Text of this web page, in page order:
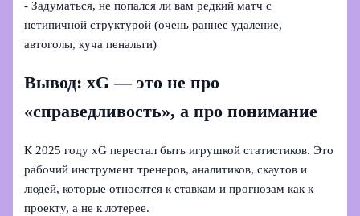
- Задуматься, не попался ли вам редкий матч с
нетипичной структурой (очень раннее удаление,
автоголы, куча пенальти)
Вывод: xG — это не про
«справедливость», а про понимание
К 2025 году xG перестал быть игрушкой статистиков. Это
рабочий инструмент тренеров, аналитиков, скаутов и
людей, которые относятся к ставкам и прогнозам как к
проекту, а не к лотерее.